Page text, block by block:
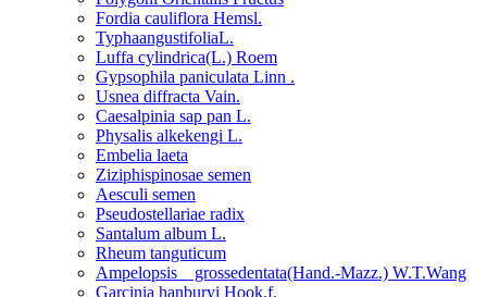
Fordia cauliflora Hemsl.
TyphaangustifoliaL.
Luffa cylindrica(L.) Roem
Gypsophila paniculata Linn .
Usnea diffracta Vain.
Caesalpinia sap pan L.
Physalis alkekengi L.
Embelia laeta
Ziziphispinosae semen
Aesculi semen
Pseudostellariae radix
Santalum album L.
Rheum tanguticum
Ampelopsis grossedentata(Hand.-Mazz.) W.T.Wang
Garcinia hanburyi Hook.f.